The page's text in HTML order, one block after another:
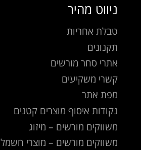
ניווט מהיר
טבלת אחריות
תקנונים
אתרי סחר מורשים
קשרי משקיעים
מפת אתר
נקודות איסוף מוצרים קטנים
משווקים מורשים – מיזוג
משווקים מורשים – מוצרי חשמל